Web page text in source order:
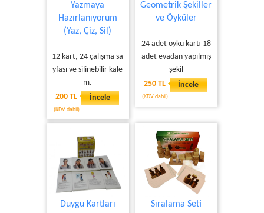
Yazmaya
Hazırlanıyorum
(Yaz, Çiz, Sil)
12 kart, 24 çalışma sa
yfası ve silinebilir kale
m.
200 TL
(KDV dahil)
İncele
Geometrik Şekiller
ve Öyküler
24 adet öykü kartı 18
adet evadan yapılmış
şekil
250 TL
(KDV dahil)
İncele
Duygu Kartları Sıralama Seti